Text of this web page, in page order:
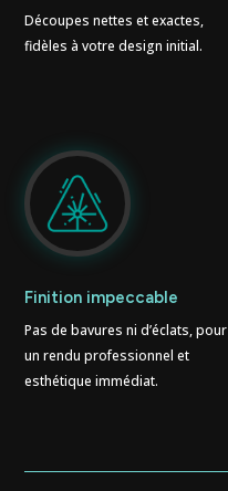
Découpes nettes et exactes,
fidèles à votre design initial.
Finition impeccable
Pas de bavures ni d’éclats, pour
un rendu professionnel et
esthétique immédiat.